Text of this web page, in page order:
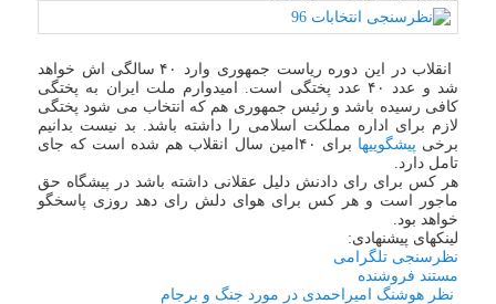
انقلاب در این دوره ریاست جمهوری وارد ۴۰ سالگی اش خواهد
شد و عدد ۴۰ عدد پختگی است. امیدوارم ملت ایران به پختگی
کافی رسیده باشد و رئیس جمهوری هم که انتخاب می شود پختگی
لازم برای اداره مملکت اسلامی را داشته باشد. بد نیست بدانیم
برخی پیشگوییها
برای ۴۰امین سال انقلاب هم شده است که جای
تامل دارد.
هر کس برای رای دادنش دلیل عقلانی داشته باشد در پیشگاه حق
ماجور است و هر کس برای هوای دلش رای دهد روزی پاسخگو
خواهد بود.
لینکهای پیشنهادی:
نظرسنجی تلگرامی
مستند فروشنده
نظر هوشنگ امیراحمدی در مورد جنگ و برجام